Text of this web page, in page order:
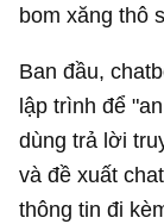
bom xăng thô
Ban đầu,
lập trình để
dùng trả lời
và đề xuất
thông tin đi